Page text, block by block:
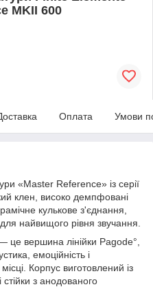
MKII 600
Оплата Умови
«Master Reference» із серії
клен, високо демпфовані
кулькове з'єднання,
найвищого рівня звучання.
вершина лінійки Pagode°,
емоційність і
Корпус виготовлений із
стійки з анодованого